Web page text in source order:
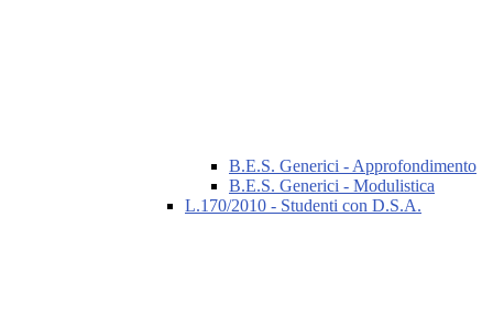
B.E.S. Generici - Approfondimento
B.E.S. Generici - Modulistica
L.170/2010 - Studenti con D.S.A.